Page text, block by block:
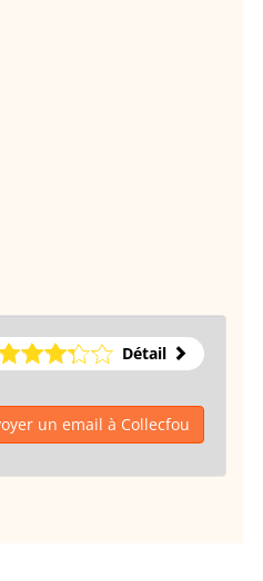
Détail
un email à Collecfou